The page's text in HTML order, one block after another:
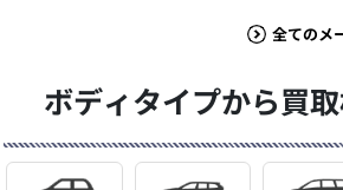
全てのメ
ボディタイプから買